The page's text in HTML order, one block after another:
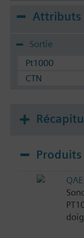
Attributs
Sortie
Pt1000
CTN
Produits